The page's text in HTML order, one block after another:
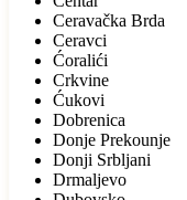
Ceravačka Brda
Ceravci
Ćoralići
Crkvine
Ćukovi
Dobrenica
Donje Prekounje
Donji Srbljani
Drmaljevo